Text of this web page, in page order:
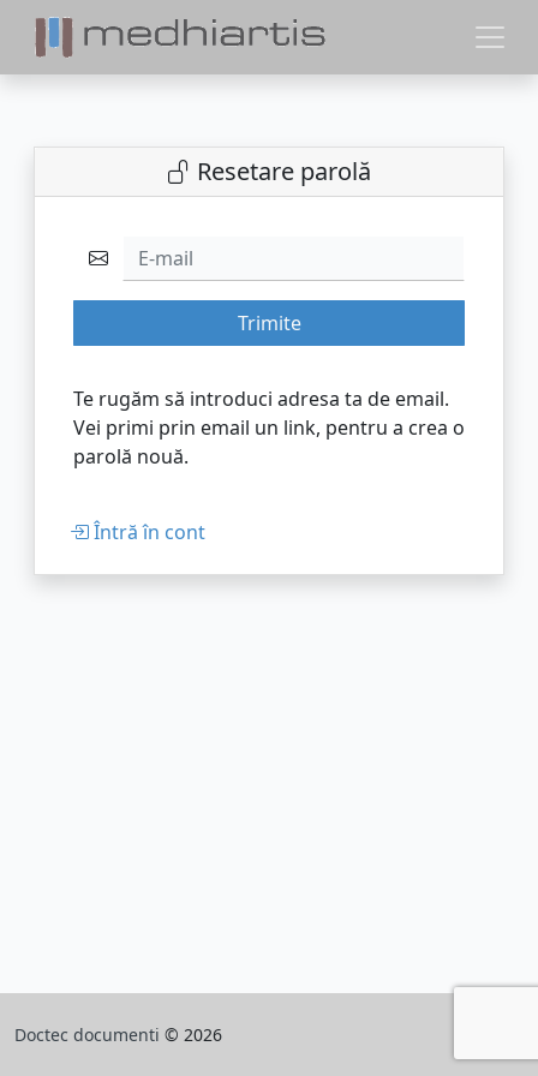
Resetare parolă
E-mail
Trimite
Te rugăm să introduci adresa ta de email.
Vei primi prin email un link, pentru a crea o
parolă nouă.
Întră în cont
Doctec documenti © 2026